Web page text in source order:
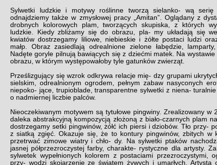
Sylwetki ludzkie i motywy roślinne tworzą sielanko- wą serię
odnajdziemy także w zmysłowej pracy „Amitan”. Oglądany z
drobnych kolorowych plam, tworzących skupiska, z których
ludzkie. Kiedy zbliżamy się do obrazu, pla- my układają się
kwiatów dostrzegamy liliowe, niebieskie i żółte postaci ludzi
małp. Obraz zasiedlają odrealnione zielone łabędzie,
Nadęte goryle pilnują bawiących się z dziećmi matek. Na
obrazu, w którym występowałoby tyle gatunków zwierząt.
Prześlizgujący się wzrok odkrywa relacje mię- dzy grupami
sielskim, odrealnionym ogrodem, pełnym zabaw nasyconych
niepoko- jące, trupioblade, transparentne sylwetki z niena-
o nadmiernej liczbie palców.
Nieoczekiwanym motywem są tytułowe pingwiny. Zrealizowany
daleka abstrakcyjną kompozycją złożoną z biało-czarnych plam
dostrzegamy setki pingwinów, żółć ich piersi i dziobów. Tło przy-
z siatką zgięć. Okazuje się, że to kontury pingwinów, zbitych w
przetrwać zimowe wiatry i chło- dy. Na sylwetki ptaków
jasnej półprzezroczystej farby, charakte- rystyczne dla artysty.
sylwetek wypełnionych kolorem z postaciami przezroczystymi,
przy- wodzi skojarzenie ze światem żywych i umarłych. Artysta